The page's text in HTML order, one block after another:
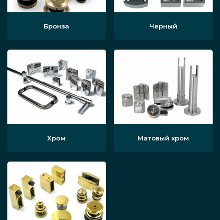
открывания, опционально защёлка в
практичные детали фурнитуры на
усмотрение заказчика. После этого
инсталляция изделия из стекла
завершена, можно демонстрировать
клиенту итог работ.
Заказчик, желающий купить
ограждения, кабину или штору для
защиты своего душа или ванной (а
Бронза Черный
Хром Матовый хром